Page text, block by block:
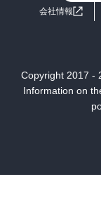
ミステリー
会社情報
Copyright 2017 -
Information on